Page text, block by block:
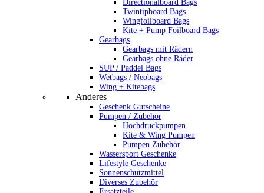
Directionalboard Bags
Twintipboard Bags
Wingfoilboard Bags
Kite + Pump Foilboard Bags
Gearbags
Gearbags mit Rädern
Gearbags ohne Räder
SUP / Paddel Bags
Wetbags / Neobags
Wing + Kitebags
Anderes
Geschenk Gutscheine
Pumpen / Zubehör
Hochdruckpumpen
Kite & Wing Pumpen
Pumpen Zubehör
Wassersport Geschenke
Lifestyle Geschenke
Sonnenschutzmittel
Diverses Zubehör